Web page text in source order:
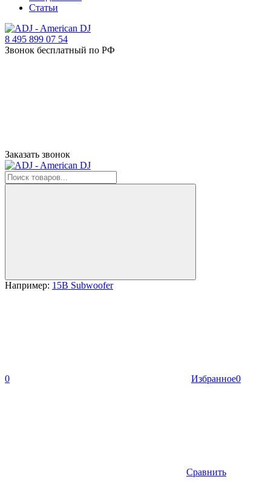
Статьи
8 495 899 07 54
Звонок бесплатный по РФ
Заказать звонок
Например: 15B Subwoofer
0 Избранное0
Сравнить